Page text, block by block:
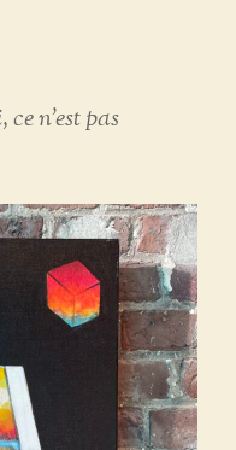
n’est pas